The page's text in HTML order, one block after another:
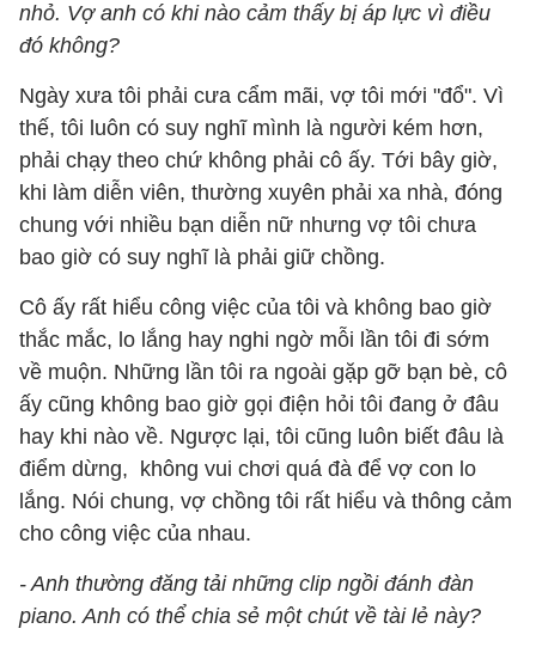
nhỏ. Vợ anh có khi nào cảm thấy bị áp lực vì điều
đó không?
Ngày xưa tôi phải cưa cẩm mãi, vợ tôi mới "đổ". Vì
thế, tôi luôn có suy nghĩ mình là người kém hơn,
phải chạy theo chứ không phải cô ấy. Tới bây giờ,
khi làm diễn viên, thường xuyên phải xa nhà, đóng
chung với nhiều bạn diễn nữ nhưng vợ tôi chưa
bao giờ có suy nghĩ là phải giữ chồng.
Cô ấy rất hiểu công việc của tôi và không bao giờ
thắc mắc, lo lắng hay nghi ngờ mỗi lần tôi đi sớm
về muộn. Những lần tôi ra ngoài gặp gỡ bạn bè, cô
ấy cũng không bao giờ gọi điện hỏi tôi đang ở đâu
hay khi nào về. Ngược lại, tôi cũng luôn biết đâu là
điểm dừng, không vui chơi quá đà để vợ con lo
lắng. Nói chung, vợ chồng tôi rất hiểu và thông cảm
cho công việc của nhau.
- Anh thường đăng tải những clip ngồi đánh đàn
piano. Anh có thể chia sẻ một chút về tài lẻ này?